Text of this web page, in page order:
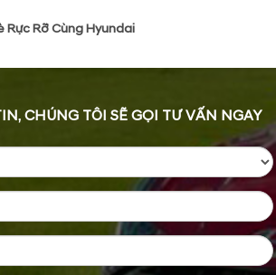
Rực Rỡ Cùng Hyundai
CHÚNG TÔI SẼ GỌI TƯ VẤN NGAY